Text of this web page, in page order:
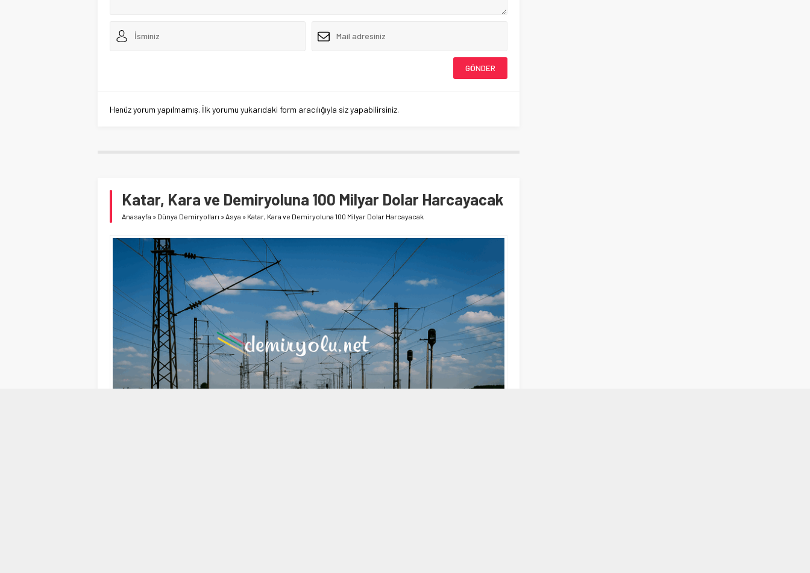
Henüz yorum yapılmamış. İlk yorumu yukarıdaki form aracılığıyla siz yapabilirsiniz.
Katar, Kara ve Demiryoluna 100 Milyar Dolar Harcayacak
Anasayfa » Dünya Demiryolları »Asya » Katar, Kara ve Demiryoluna 100 Milyar Dolar Harcayacak